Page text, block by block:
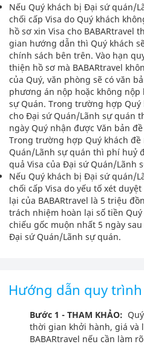
Nếu Quý khách bị Đại sứ quán/
chối cấp Visa do Quý khách
hồ sơ xin Visa cho BABARtravel
gian hướng dẫn thì Quý khách
chính sách bên trên. Vào hạn
thiện hồ sơ mà BABARtravel
của Quý, văn phòng sẽ có văn
phương án nộp hoặc không
sự Quán. Trong trường hợp
cho Đại sứ Quán/Lãnh sự quán
ngày Quý nhận được Văn bản
Trong trường hợp Quý khách
Quán/Lãnh sự quán thì phí huỷ
quả Visa của Đại sứ Quán/Lãnh
Nếu Quý khách bị Đại sứ quán/
chối cấp Visa do yếu tố xét
lại của BABARtravel là 5 triệu
trách nhiệm hoàn lại số tiền
chiếu gốc muộn nhất 5 ngày
Đại sứ Quán/Lãnh sự quán.
Hướng dẫn quy
Bước 1 - THAM KHẢO:
thời gian khởi hành, giá và
BABARtravel nếu cần làm